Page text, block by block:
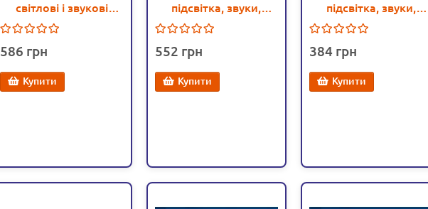
світлові і звукові
ефекти, сканер,
(5963 В)
586
Купити
підсвітка, звуки,
мелодії, англ. мова,
(CF 8206)
552
Купити
підсвітка, звуки,
мелодії, англ. мова,
384
Купити